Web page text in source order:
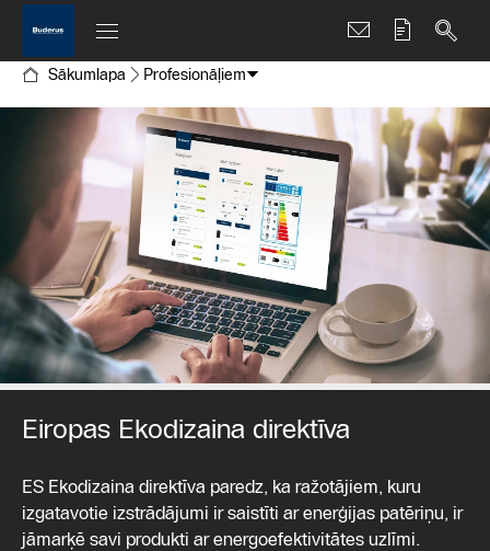
Sākumlapa Profesionāļiem
Eiropas Ekodizaina direktīva
ES Ekodizaina direktīva paredz, ka ražotājiem, kuru
izgatavotie izstrādājumi ir saistīti ar enerģijas patēriņu, ir
jāmarķē savi produkti ar energoefektivitātes uzlīmi.